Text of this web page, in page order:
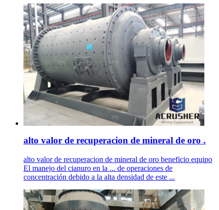
alto valor de recuperacion de mineral de oro .
alto valor de recuperacion de mineral de oro beneficio equipo
El manejo del cianuro en la ... de operaciones de
concentración debido a la alta densidad de este ...